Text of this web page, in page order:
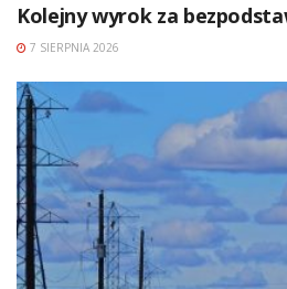
Kolejny wyrok za
7 SIERPNIA 2026